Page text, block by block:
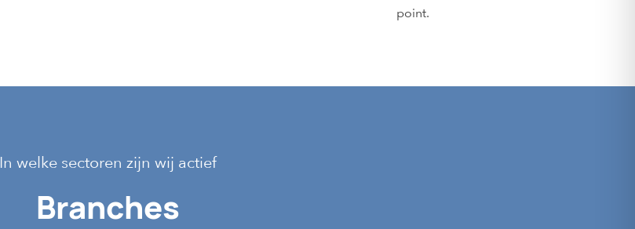
point.
In welke sectoren zijn wij actief
Branches